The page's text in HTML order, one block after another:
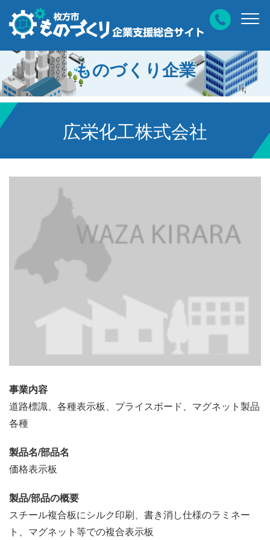
ものづくり企業
広栄化工株式会社
事業内容
道路標識、各種表示板、プライスボード、マグネット製品
各種
製品名/部品名
価格表示板
製品/部品の概要
スチール複合板にシルク印刷、書き消し仕様のラミネー
ト、マグネット等での複合表示板